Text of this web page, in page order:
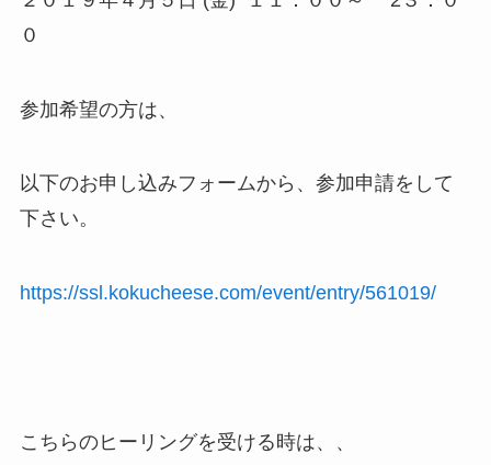
０
参加希望の方は、
以下のお申し込みフォームから、参加申請をして
下さい。
https://ssl.kokucheese.com/event/entry/561019/
こちらのヒーリングを受ける時は、、